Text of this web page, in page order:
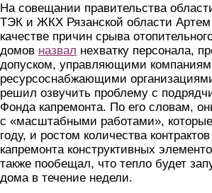
На совещании правительства
ТЭК и ЖКХ Рязанской области Артем
качестве причин срыва
домов назвал нехватку персонала,
допуском, управляющими
ресурсоснабжающими
решил озвучить проблему с
Фонда капремонта. По его словам,
с «масштабными работами»,
году, и ростом количества
капремонта конструктивных
также пообещал, что тепло будет
дома в течение недели.